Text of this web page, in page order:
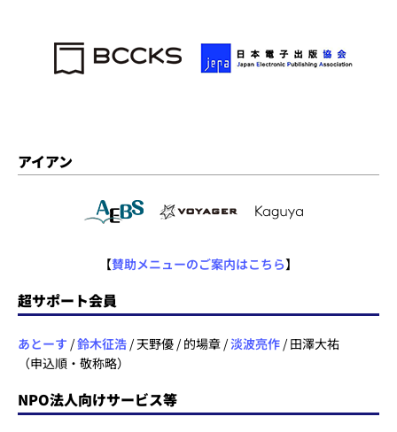
アイアン
【賛助メニューのご案内はこちら】
超サポート会員
あとーす /鈴木征浩 / 天野優 / 的場章 /淡波亮作 / 田澤大祐
（申込順・敬称略）
NPO法人向けサービス等